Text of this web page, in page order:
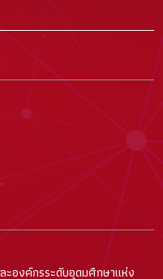
ะองค์กรระดับอุดมศึกษาแห่ง